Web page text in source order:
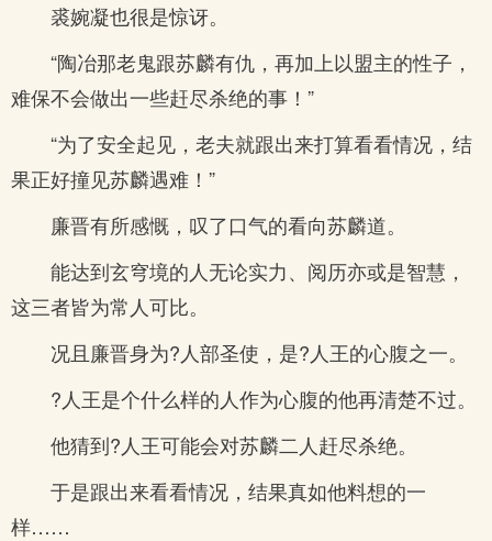
裘婉凝也很是惊讶。
“陶冶那老鬼跟苏麟有仇，再加上以盟主的性子，
难保不会做出一些赶尽杀绝的事！”
“为了安全起见，老夫就跟出来打算看看情况，结
果正好撞见苏麟遇难！”
廉晋有所感慨，叹了口气的看向苏麟道。
能达到玄穹境的人无论实力、阅历亦或是智慧，
这三者皆为常人可比。
况且廉晋身为?人部圣使，是?人王的心腹之一。
?人王是个什么样的人作为心腹的他再清楚不过。
他猜到?人王可能会对苏麟二人赶尽杀绝。
于是跟出来看看情况，结果真如他料想的一
样……